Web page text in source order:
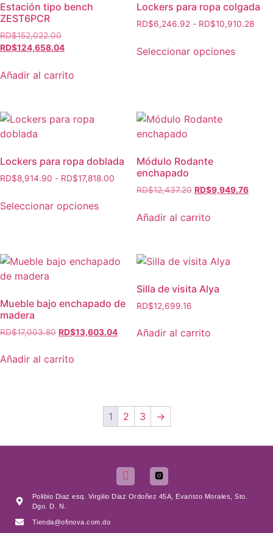
Estación tipo bench
ZEST6PCR
RD$152,022.00
RD$124,658.04
Añadir al carrito
Lockers para ropa colgada
RD$6,246.92 - RD$10,910.28
Seleccionar opciones
Lockers para ropa doblada
RD$8,914.90 - RD$17,818.00
Seleccionar opciones
Módulo Rodante
enchapado
RD$12,437.20 RD$9,949.76
Añadir al carrito
Mueble bajo enchapado de
madera
RD$17,003.80 RD$13,603.04
Añadir al carrito
Silla de visita Alya
RD$12,699.16
Añadir al carrito
1 2 3 →
Polibio Diaz esq. Virgilio Diaz Ordoñez 45A, Evaristo Morales, Sto.
Dgo. D. N.
Tienda@ofinova.com.do